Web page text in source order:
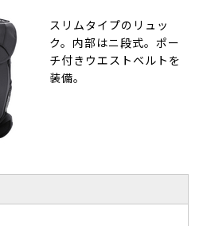
スリムタイプのリュッ
ク。内部はニ段式。ポー
チ付きウエストベルトを
装備。